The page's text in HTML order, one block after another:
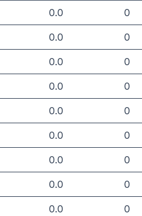
0.0 0
0.0 0
0.0 0
0.0 0
0.0 0
0.0 0
0.0 0
0.0 0
0.0 0